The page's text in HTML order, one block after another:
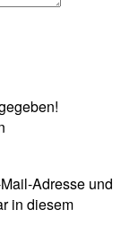
Adresse und
in diesem